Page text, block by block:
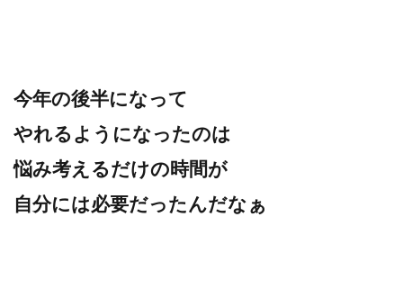
今年の後半になって
やれるようになったのは
悩み考えるだけの時間が
自分には必要だったんだなぁ